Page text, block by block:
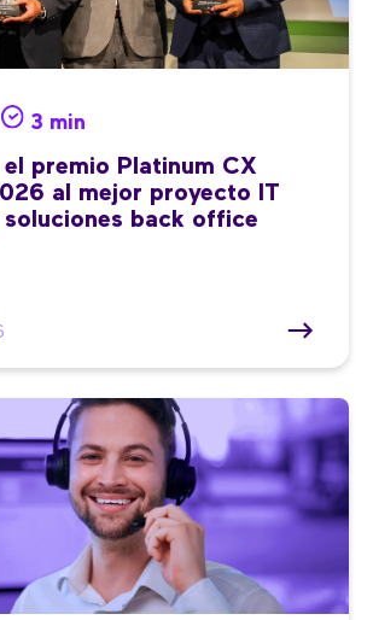
3 min
el premio Platinum CX
al mejor proyecto IT
soluciones back office